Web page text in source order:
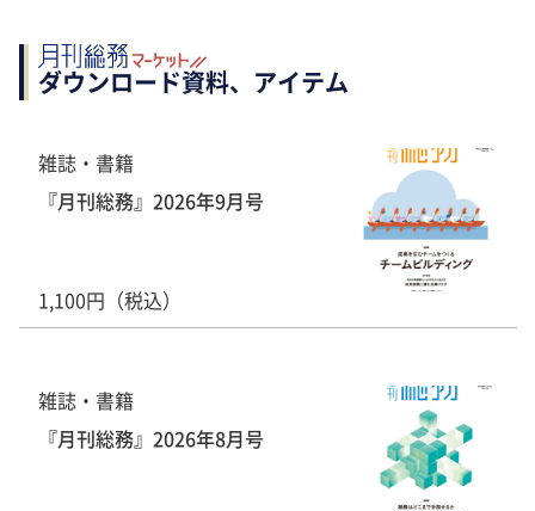
ダウンロード資料、アイテム
雑誌・書籍
『月刊総務』2026年9月号
1,100円（税込）
雑誌・書籍
『月刊総務』2026年8月号